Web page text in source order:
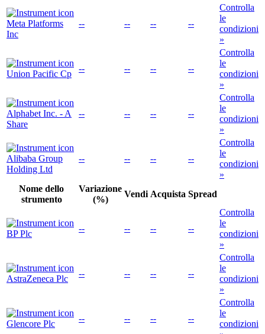
Meta Platforms
Inc
-- -- -- --
Controlla
le
condizioni
»
Union Pacific Cp
-- -- -- --
Controlla
le
condizioni
»
Alphabet Inc. - A
Share
-- -- -- --
Controlla
le
condizioni
»
Alibaba Group
Holding Ltd
-- -- -- --
Controlla
le
condizioni
»
Nome dello
strumento
Variazione
(%)
Vendi Acquista Spread
BP Plc
-- -- -- --
Controlla
le
condizioni
»
AstraZeneca Plc
-- -- -- --
Controlla
le
condizioni
»
Glencore Plc
-- -- -- --
Controlla
le
condizioni